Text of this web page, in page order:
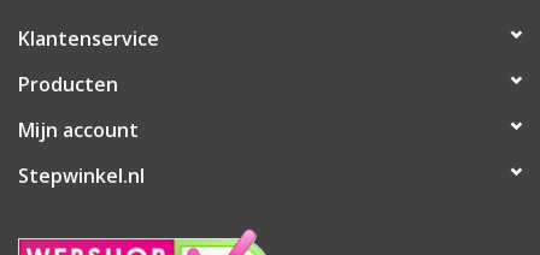
Klantenservice
Producten
Mijn account
Stepwinkel.nl